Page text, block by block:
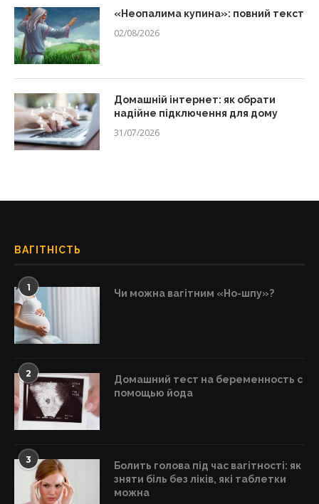
«Неопалима купина»: повний текст
02/08/2026
Домашній інтернет: як обрати
надійне підключення для дому
31/07/2026
ВАГІТНІСТЬ
1 Чи можна вагітним «Но-шпу»?
2
Домашний тест на беременность с
помощью йода
3
Болить голова під час вагітності: як
зняти біль без ліків, які таблетки
можна